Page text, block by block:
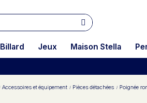
Billard Jeux Maison Stella
Accessoires et équipement Pièces détachées Poignée